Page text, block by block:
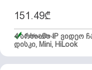
4 არხიანი IP ვიდეო
დისკი, Mini, HiLook
151.49₾
მარაგშია